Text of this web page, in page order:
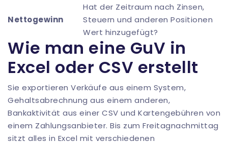
Nettogewinn
Hat der Zeitraum nach Zinsen,
Steuern und anderen Positionen
Wert hinzugefügt?
Wie man eine GuV in
Excel oder CSV erstellt
Sie exportieren Verkäufe aus einem System,
Gehaltsabrechnung aus einem anderen,
Bankaktivität aus einer CSV und Kartengebühren von
einem Zahlungsanbieter. Bis zum Freitagnachmittag
sitzt alles in Excel mit verschiedenen